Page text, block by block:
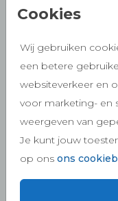
Cookies
Wij gebruiken
een betere
websiteverkeer en
voor marketing- en
weergeven van
Je kunt jouw
op ons ons
maar ook nog
Hoe werkt het?
Als je een
Canva en deze
ontvangen, dan
deze te
exemplaren van
als je niet zelf